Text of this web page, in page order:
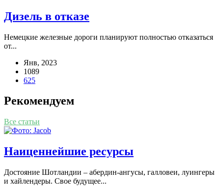
Дизель в отказе
Немец­кие желез­ные доро­ги пла­ни­ру­ют пол­но­стью отка­зать­ся
от...
Янв, 2023
1089
625
Рекомендуем
Все статьи
Наиценнейшие ресурсы
Досто­я­ние Шот­лан­дии – абер­дин-ангу­сы, гал­ло­веи, луин­ге­ры
и хай­лен­де­ры. Свое буду­щее...